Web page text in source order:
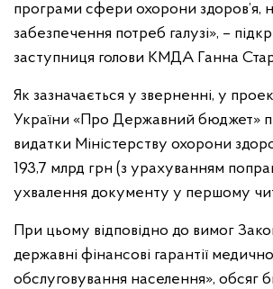
програми сфери охорони здоров’я,
забезпечення потреб галузі», –
заступниця голови КМДА Ганна
Як зазначається у зверненні, у
України «Про Державний бюджет»
видатки Міністерству охорони
193,7 млрд грн (з урахуванням
ухвалення документу у першому
При цьому відповідно до вимог
державні фінансові гарантії
обслуговування населення», обсяг